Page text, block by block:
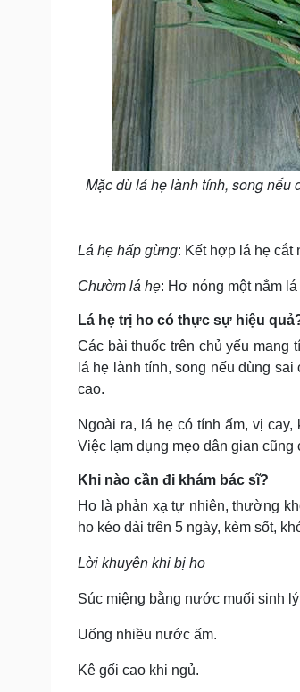
Mặc dù lá hẹ lành tính, song nếu
Lá hẹ hấp gừng: Kết hợp lá hẹ cắt
Chườm lá hẹ: Hơ nóng một nắm
Lá hẹ trị ho có thực sự hiệu
Các bài thuốc trên chủ yếu mang
lá hẹ lành tính, song nếu dùng
cao.
Ngoài ra, lá hẹ có tính ấm, vị
Việc lạm dụng mẹo dân gian cũng
Khi nào cần đi khám bác sĩ?
Ho là phản xạ tự nhiên, thường
ho kéo dài trên 5 ngày, kèm sốt,
Lời khuyên khi bị ho
Súc miệng bằng nước muối sinh
Uống nhiều nước ấm.
Kê gối cao khi ngủ.